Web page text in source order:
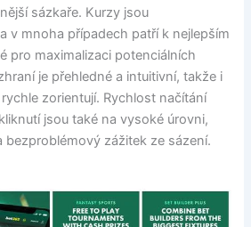
sázkaře. Kurzy jsou
v mnoha případech patří k nejlepším
pro maximalizaci potenciálních
je přehledné a intuitivní, takže i
zorientují. Rychlost načítání
jsou také na vysoké úrovni,
bezproblémový zážitek ze sázení.